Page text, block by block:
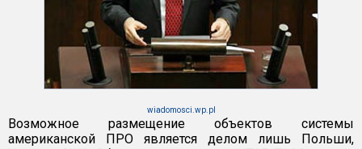
wiadomosci.wp.pl
Возможное размещение объектов системы
американской ПРО является делом лишь Польши,